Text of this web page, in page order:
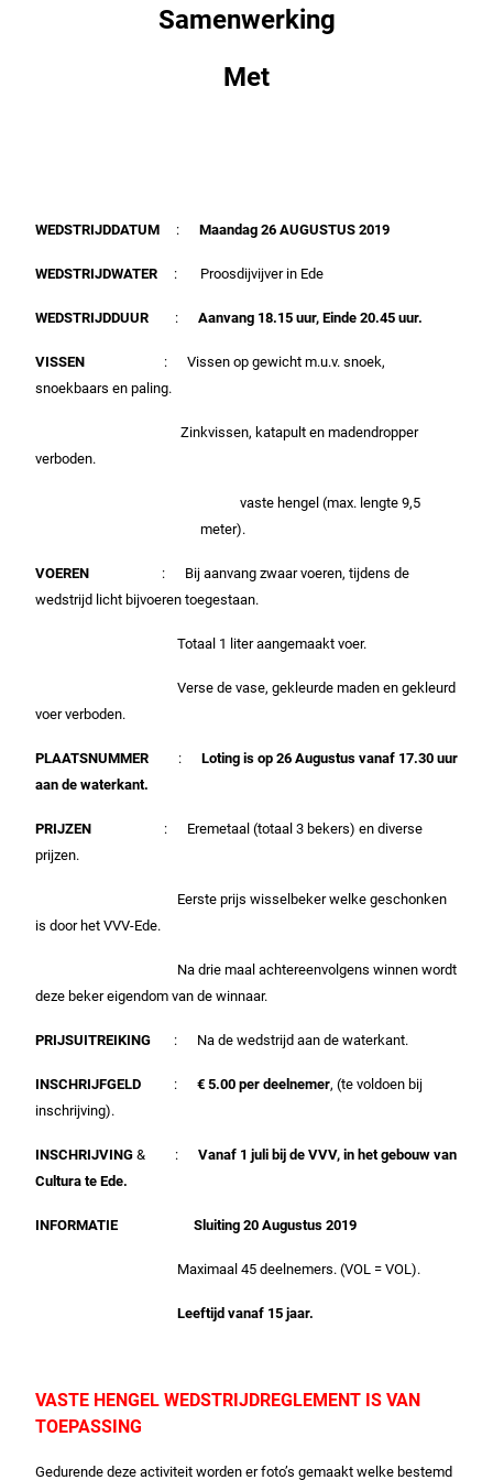
Samenwerking
Met
WEDSTRIJDDATUM : Maandag 26 AUGUSTUS 2019
WEDSTRIJDWATER : Proosdijvijver in Ede
WEDSTRIJDDUUR : Aanvang 18.15 uur, Einde 20.45 uur.
VISSEN : Vissen op gewicht m.u.v. snoek,
snoekbaars en paling.
Zinkvissen, katapult en madendropper
verboden.
vaste hengel (max. lengte 9,5
meter).
VOEREN : Bij aanvang zwaar voeren, tijdens de
wedstrijd licht bijvoeren toegestaan.
Totaal 1 liter aangemaakt voer.
Verse de vase, gekleurde maden en gekleurd
voer verboden.
PLAATSNUMMER : Loting is op 26 Augustus vanaf 17.30 uur
aan de waterkant.
PRIJZEN : Eremetaal (totaal 3 bekers) en diverse
prijzen.
Eerste prijs wisselbeker welke geschonken
is door het VVV-Ede.
Na drie maal achtereenvolgens winnen wordt
deze beker eigendom van de winnaar.
PRIJSUITREIKING : Na de wedstrijd aan de waterkant.
INSCHRIJFGELD : € 5.00 per deelnemer, (te voldoen bij
inschrijving).
INSCHRIJVING & : Vanaf 1 juli bij de VVV, in het gebouw van
Cultura te Ede.
INFORMATIE Sluiting 20 Augustus 2019
Maximaal 45 deelnemers. (VOL = VOL).
Leeftijd vanaf 15 jaar.
VASTE HENGEL WEDSTRIJDREGLEMENT IS VAN
TOEPASSING
Gedurende deze activiteit worden er foto’s gemaakt welke bestemd